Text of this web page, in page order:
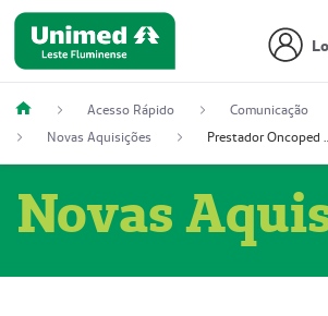
Acesso Rápido
Comunicação
Novas Aquisições
Prestador
Novas